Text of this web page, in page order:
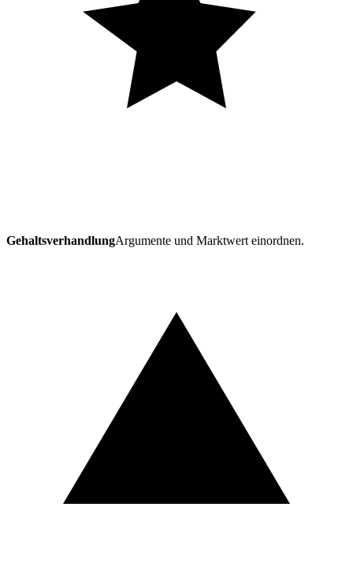
GehaltsverhandlungArgumente und Marktwert einordnen.